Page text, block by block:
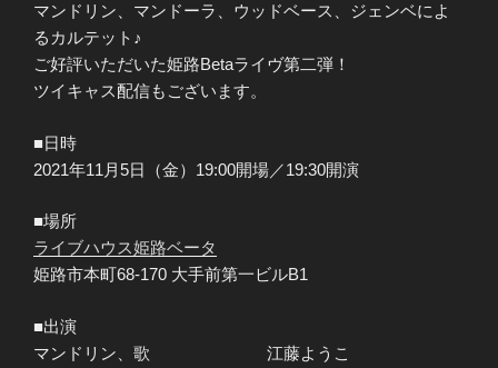
マンドリン、マンドーラ、ウッドベース、ジェンベによ
るカルテット♪
ご好評いただいた姫路Betaライヴ第二弾！
ツイキャス配信もございます。
■日時
2021年11月5日（金）19:00開場／19:30開演
■場所
ライブハウス姫路ベータ
姫路市本町68-170 大手前第一ビルB1
■出演
マンドリン、歌 江藤ようこ